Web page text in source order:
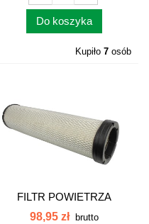
Do koszyka
Kupiło 7 osób
FILTR POWIETRZA
WEWNĘTRZNY NEW...
98,95 zł
brutto